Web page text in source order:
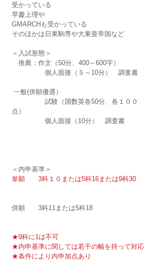
受かっている
早慶上理や
GMARCHも受かっている
そのほかは日東駒専や大東亜帝国など
＜入試形態＞
推薦：作文（50分、400～600字）
個人面接（５～10分）　調査書
一般(併願優遇）
試験（国数英各50分、各１００
点）
個人面接（10分）　調査書
＜内申基準＞
単願　　3科１０または5科16または9科30
併願　　3科11または5科18
★9科に1は不可
★内申基準に関しては若干の幅を持って対応
★条件により内申加点あり